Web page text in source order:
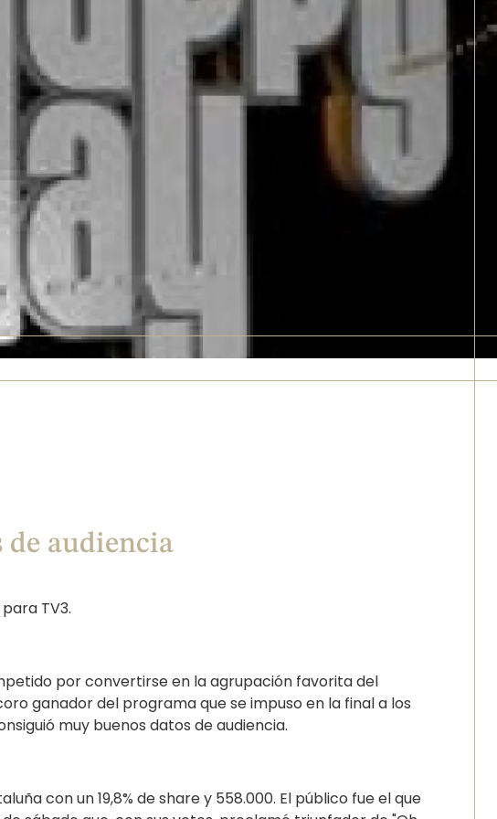
de audiencia
TV3.
por convertirse en la agrupación favorita del
ganador del programa que se impuso en la final a los
muy buenos datos de audiencia.
con un 19,8% de share y 558.000. El público fue el que